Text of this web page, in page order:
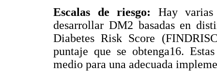
Escalas de riesgo: Hay
desarrollar DM2 basadas en
Diabetes Risk Score
puntaje que se obtenga16.
medio para una adecuada